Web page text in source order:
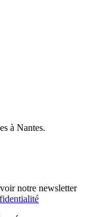
à Nantes.
notre newsletter